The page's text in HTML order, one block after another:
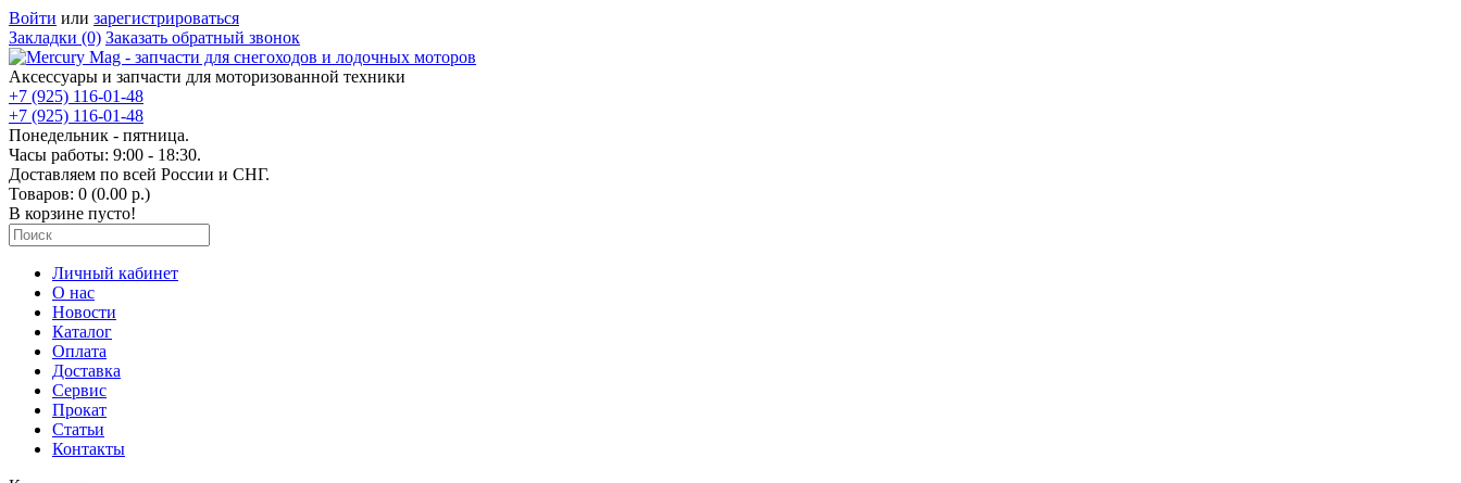
Войти или зарегистрироваться
Закладки (0) Заказать обратный звонок
Аксессуары и запчасти для моторизованной техники
+7 (925) 116-01-48
+7 (925) 116-01-48
Понедельник - пятница.
Часы работы: 9:00 - 18:30.
Доставляем по всей России и СНГ.
Товаров: 0 (0.00 р.)
В корзине пусто!
Личный кабинет
О нас
Новости
Каталог
Оплата
Доставка
Сервис
Прокат
Статьи
Контакты